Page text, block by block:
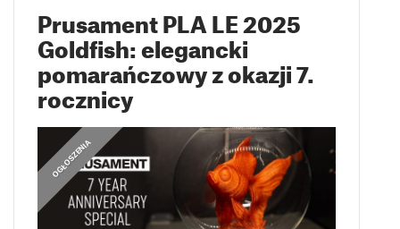
Prusament PLA LE 2025
Goldfish: elegancki
pomarańczowy z okazji 7.
rocznicy
OGŁOSZENIA